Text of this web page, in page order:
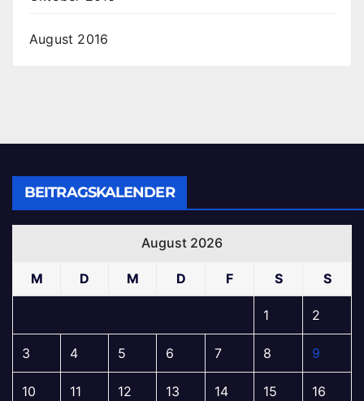
August 2016
BEITRAGSKALENDER
August 2026
M D M D F S S
1 2
3 4 5 6 7 8 9
10 11 12 13 14 15 16